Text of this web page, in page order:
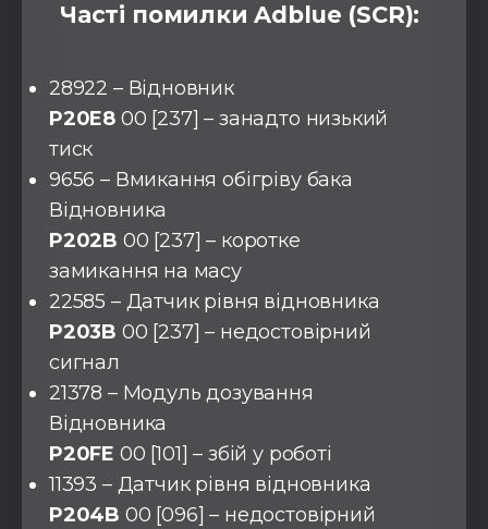
Часті помилки Adblue (SCR):
28922 – Відновник
P20E8 00 [237] – занадто низький
тиск
9656 – Вмикання обігріву бака
Відновника
P202B 00 [237] – коротке
замикання на масу
22585 – Датчик рівня відновника
P203B 00 [237] – недостовірний
сигнал
21378 – Модуль дозування
Відновника
P20FE 00 [101] – збій у роботі
11393 – Датчик рівня відновника
P204B 00 [096] – недостовірний